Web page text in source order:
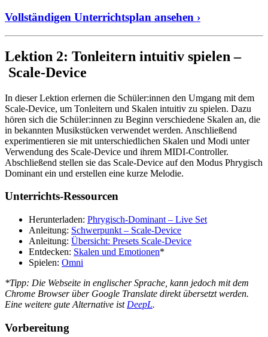
Vollständigen Unterrichtsplan ansehen ›
Lektion 2: Tonleitern intuitiv spielen –
Scale-Device
In dieser Lektion erlernen die Schüler:innen den Umgang mit dem
Scale-Device, um Tonleitern und Skalen intuitiv zu spielen. Dazu
hören sich die Schüler:innen zu Beginn verschiedene Skalen an, die
in bekannten Musikstücken verwendet werden. Anschließend
experimentieren sie mit unterschiedlichen Skalen und Modi unter
Verwendung des Scale-Device und ihrem MIDI-Controller.
Abschließend stellen sie das Scale-Device auf den Modus Phrygisch
Dominant ein und erstellen eine kurze Melodie.
Unterrichts-Ressourcen
Herunterladen: Phrygisch-Dominant – Live Set
Anleitung: Schwerpunkt – Scale-Device
Anleitung: Übersicht: Presets Scale-Device
Entdecken: Skalen und Emotionen*
Spielen: Omni
*Tipp: Die Webseite in englischer Sprache, kann jedoch mit dem
Chrome Browser über Google Translate direkt übersetzt werden.
Eine weitere gute Alternative ist DeepL.
Vorbereitung